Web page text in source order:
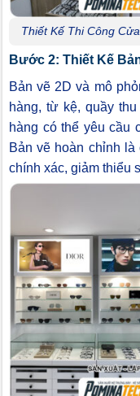
Thiết Kế Thi Công
Bước 2: Thiết Kế
Bản vẽ 2D và mô
hàng, từ kệ, quầy
hàng có thể yêu cầu
Bản vẽ hoàn chỉnh
chính xác, giảm thiểu